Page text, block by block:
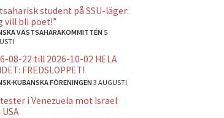
student på SSU-läger:
vill bli poet!”
VÄSTSAHARAKOMMITTÉN 5
08-22 till 2026-10-02 HELA
FREDSLOPPET!
KUBANSKA FÖRENINGEN3 AUGUSTI
i Venezuela mot Israel